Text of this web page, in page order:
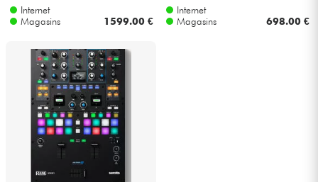
Internet
Magasins
1599.00 €
Internet
Magasins
698.00 €